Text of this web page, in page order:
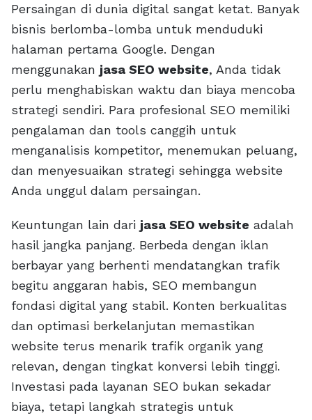
Persaingan di dunia digital sangat ketat. Banyak
bisnis berlomba-lomba untuk menduduki
halaman pertama Google. Dengan
menggunakan jasa SEO website, Anda tidak
perlu menghabiskan waktu dan biaya mencoba
strategi sendiri. Para profesional SEO memiliki
pengalaman dan tools canggih untuk
menganalisis kompetitor, menemukan peluang,
dan menyesuaikan strategi sehingga website
Anda unggul dalam persaingan.
Keuntungan lain dari jasa SEO website adalah
hasil jangka panjang. Berbeda dengan iklan
berbayar yang berhenti mendatangkan trafik
begitu anggaran habis, SEO membangun
fondasi digital yang stabil. Konten berkualitas
dan optimasi berkelanjutan memastikan
website terus menarik trafik organik yang
relevan, dengan tingkat konversi lebih tinggi.
Investasi pada layanan SEO bukan sekadar
biaya, tetapi langkah strategis untuk